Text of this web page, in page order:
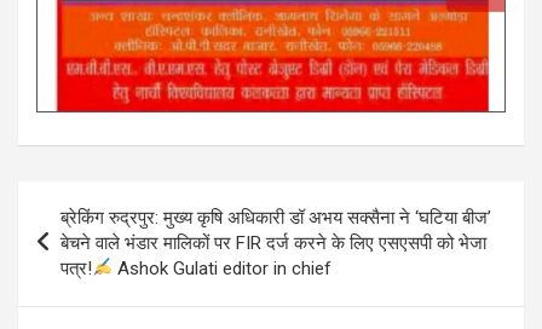
Post
navigation
ब्रेकिंग रुद्रपुर: मुख्य कृषि अधिकारी डॉ अभय सक्सैना ने ‘घटिया बीज’
बेचने वाले भंडार मालिकों पर FIR दर्ज करने के लिए एसएसपी को भेजा
पत्र!
Ashok Gulati editor in chief